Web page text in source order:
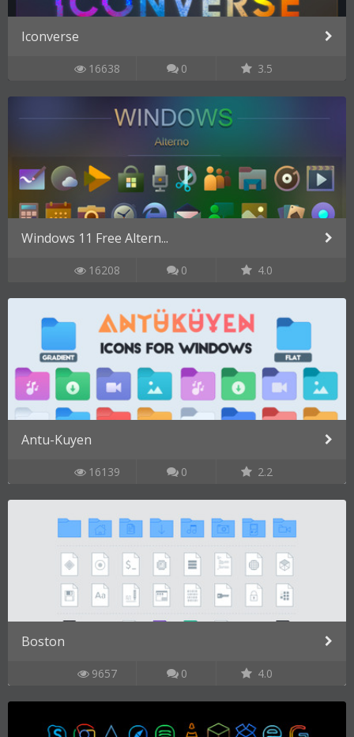
Iconverse
16638 0 3.5
Windows 11 Free Altern...
16208 0 4.0
Antu-Kuyen
16139 0 2.2
Boston
9657 0 4.0